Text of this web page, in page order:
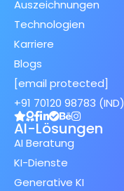
Auszeichnungen
Technologien
Karriere
Blogs
[email protected]
+91 70120 98783 (IND)
AI-Lösungen
AI Beratung
KI-Dienste
Generative KI